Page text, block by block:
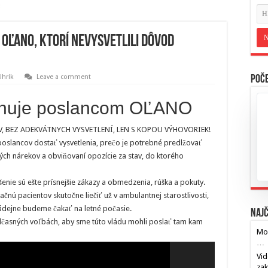
ktorí nevysvetlili dôvod
Leave a comment
poslancom OĽANO
ADEKVÁTNYCH VYSVETLENÍ, LEN S KOPOU VÝHOVORIEK!
dostať vysvetlenia, prečo je potrebné predlžovať
nárekov a obviňovaní opozície za stav, do ktorého
sú ešte prísnejšie zákazy a obmedzenia, rúška a pokuty.
pacientov skutočne liečiť už v ambulantnej starostlivosti,
budeme čakať na letné počasie.
voľbách, aby sme túto vládu mohli poslať tam kam
…